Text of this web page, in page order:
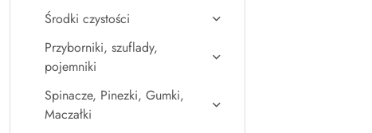
Środki czystości
Przyborniki, szuflady,
pojemniki
Spinacze, Pinezki, Gumki,
Maczałki